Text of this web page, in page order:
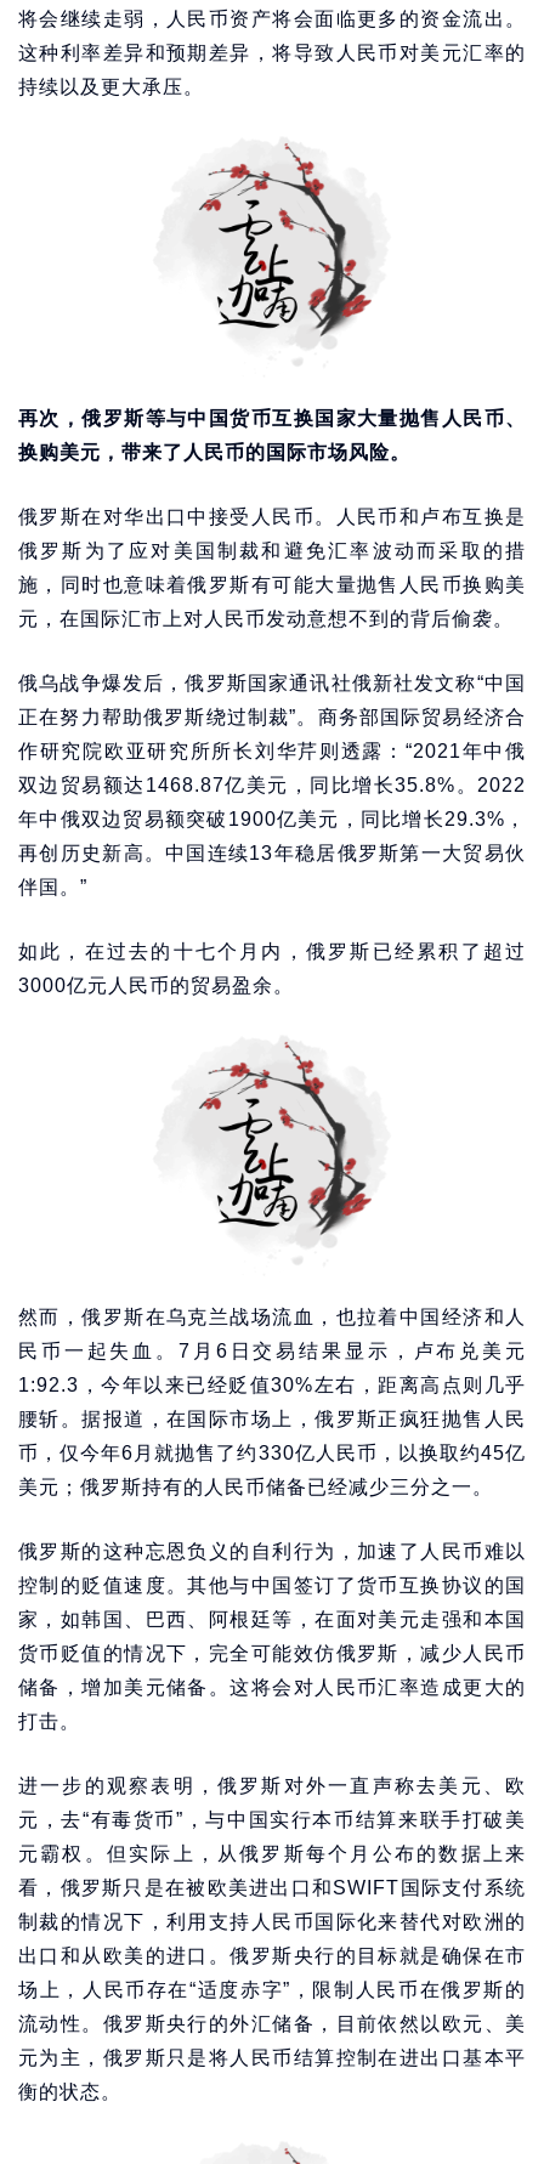
将会继续走弱，人民币资产将会面临更多的资金流出。
这种利率差异和预期差异，将导致人民币对美元汇率的
持续以及更大承压。
再次，俄罗斯等与中国货币互换国家大量抛售人民币、
换购美元，带来了人民币的国际市场风险。
俄罗斯在对华出口中接受人民币。人民币和卢布互换是
俄罗斯为了应对美国制裁和避免汇率波动而采取的措
施，同时也意味着俄罗斯有可能大量抛售人民币换购美
元，在国际汇市上对人民币发动意想不到的背后偷袭。
俄乌战争爆发后，俄罗斯国家通讯社俄新社发文称“中国
正在努力帮助俄罗斯绕过制裁”。商务部国际贸易经济合
作研究院欧亚研究所所长刘华芹则透露：“2021年中俄
双边贸易额达1468.87亿美元，同比增长35.8%。2022
年中俄双边贸易额突破1900亿美元，同比增长29.3%，
再创历史新高。中国连续13年稳居俄罗斯第一大贸易伙
伴国。”
如此，在过去的十七个月内，俄罗斯已经累积了超过
3000亿元人民币的贸易盈余。
然而，俄罗斯在乌克兰战场流血，也拉着中国经济和人
民币一起失血。7月6日交易结果显示，卢布兑美元
1:92.3，今年以来已经贬值30%左右，距离高点则几乎
腰斩。据报道，在国际市场上，俄罗斯正疯狂抛售人民
币，仅今年6月就抛售了约330亿人民币，以换取约45亿
美元；俄罗斯持有的人民币储备已经减少三分之一。
俄罗斯的这种忘恩负义的自利行为，加速了人民币难以
控制的贬值速度。其他与中国签订了货币互换协议的国
家，如韩国、巴西、阿根廷等，在面对美元走强和本国
货币贬值的情况下，完全可能效仿俄罗斯，减少人民币
储备，增加美元储备。这将会对人民币汇率造成更大的
打击。
进一步的观察表明，俄罗斯对外一直声称去美元、欧
元，去“有毒货币”，与中国实行本币结算来联手打破美
元霸权。但实际上，从俄罗斯每个月公布的数据上来
看，俄罗斯只是在被欧美进出口和SWIFT国际支付系统
制裁的情况下，利用支持人民币国际化来替代对欧洲的
出口和从欧美的进口。俄罗斯央行的目标就是确保在市
场上，人民币存在“适度赤字”，限制人民币在俄罗斯的
流动性。俄罗斯央行的外汇储备，目前依然以欧元、美
元为主，俄罗斯只是将人民币结算控制在进出口基本平
衡的状态。